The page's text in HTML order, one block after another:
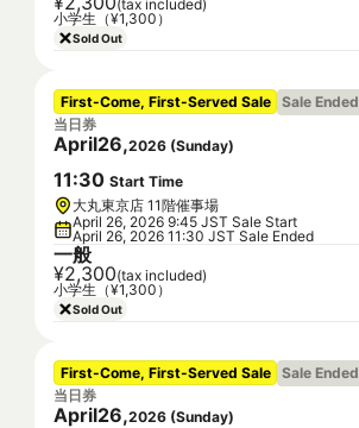
(tax included)
小学生（¥1,300）
Sold Out
First-Come, First-Served Sale Sale Ended
当日券
April26,2026 (Sunday)
11:30 Start Time
大丸東京店 11階催事場
April 26, 2026 9:45 JST Sale Start
April 26, 2026 11:30 JST Sale Ended
一般
¥2,300(tax included)
小学生（¥1,300）
Sold Out
First-Come, First-Served Sale Sale Ended
当日券
April26,2026 (Sunday)